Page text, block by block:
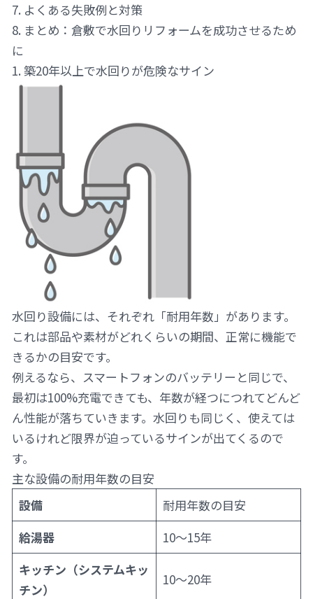
7. よくある失敗例と対策
8. まとめ：倉敷で水回りリフォームを成功させるため
に
1. 築20年以上で水回りが危険なサイン
水回り設備には、それぞれ「耐用年数」があります。
これは部品や素材がどれくらいの期間、正常に機能で
きるかの目安です。
例えるなら、スマートフォンのバッテリーと同じで、
最初は100%充電できても、年数が経つにつれてどんど
ん性能が落ちていきます。水回りも同じく、使えては
いるけれど限界が迫っているサインが出てくるので
す。
主な設備の耐用年数の目安
設備
耐用年数の目安
給湯器
10〜15年
キッチン（システムキッ
チン）
10〜20年